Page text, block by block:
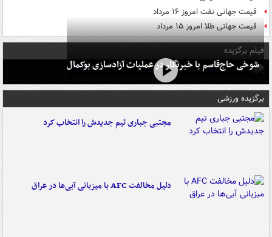
قیمت جهانی نفت امروز ۱۶ مرداد
قیمت جهانی طلا امروز ۱۵ مرداد
فیلم برگزیده
شوخی حاج‌قاسم با خبرنگار در عملیات آزادسازی بوکمال
برگزیده ورزشی
مجتبی جباری تیم جدیدش را انتخاب کرد
دلیل مخالفت AFC با میزبانی آبی‌ها در عراق